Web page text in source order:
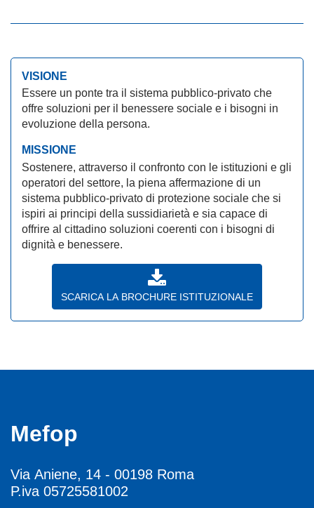
VISIONE
Essere un ponte tra il sistema pubblico-privato che
offre soluzioni per il benessere sociale e i bisogni in
evoluzione della persona.
MISSIONE
Sostenere, attraverso il confronto con le istituzioni e gli
operatori del settore, la piena affermazione di un
sistema pubblico-privato di protezione sociale che si
ispiri ai principi della sussidiarietà e sia capace di
offrire al cittadino soluzioni coerenti con i bisogni di
dignità e benessere.
SCARICA LA BROCHURE ISTITUZIONALE
Mefop
Via Aniene, 14 - 00198 Roma
P.iva 05725581002